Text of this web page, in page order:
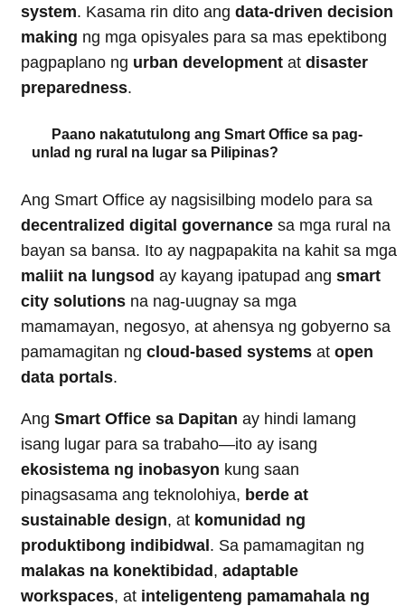
system. Kasama rin dito ang data-driven decision
making ng mga opisyales para sa mas epektibong
pagpaplano ng urban development at disaster
preparedness.
Paano nakatutulong ang Smart Office sa pag-
unlad ng rural na lugar sa Pilipinas?
Ang Smart Office ay nagsisilbing modelo para sa
decentralized digital governance sa mga rural na
bayan sa bansa. Ito ay nagpapakita na kahit sa mga
maliit na lungsod ay kayang ipatupad ang smart
city solutions na nag-uugnay sa mga
mamamayan, negosyo, at ahensya ng gobyerno sa
pamamagitan ng cloud-based systems at open
data portals.
Ang Smart Office sa Dapitan ay hindi lamang
isang lugar para sa trabaho—ito ay isang
ekosistema ng inobasyon kung saan
pinagsasama ang teknolohiya, berde at
sustainable design, at komunidad ng
produktibong indibidwal. Sa pamamagitan ng
malakas na konektibidad, adaptable
workspaces, at inteligenteng pamamahala ng